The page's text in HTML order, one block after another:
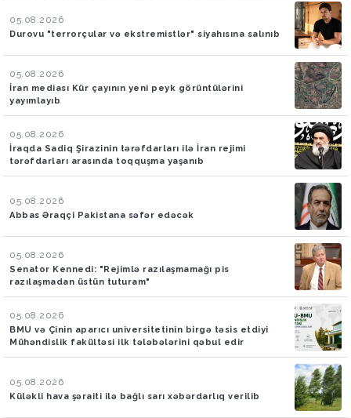
05.08.2026
Durovu "terrorçular və ekstremistlər" siyahısına salınıb
05.08.2026
İran mediası Kür çayının yeni peyk görüntülərini
yayımlayıb
05.08.2026
İraqda Sadiq Şirazinin tərəfdarları ilə İran rejimi
tərəfdarları arasında toqquşma yaşanıb
05.08.2026
Abbas Əraqçi Pakistana səfər edəcək
05.08.2026
Senator Kennedi: "Rejimlə razılaşmamağı pis
razılaşmadan üstün tuturam"
05.08.2026
BMU və Çinin aparıcı universitetinin birgə təsis etdiyi
Mühəndislik fakültəsi ilk tələbələrini qəbul edir
05.08.2026
Küləkli hava şəraiti ilə bağlı sarı xəbərdarlıq verilib